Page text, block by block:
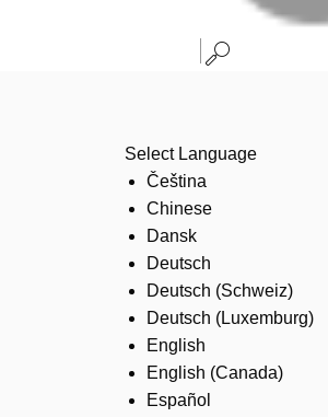
Select Language
Čeština
Chinese
Dansk
Deutsch
Deutsch (Schweiz)
Deutsch (Luxemburg)
English
English (Canada)
Español